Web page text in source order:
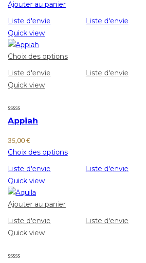
Ajouter au panier
Liste d'envie
Liste d'envie
Quick view
Choix des options
Liste d'envie
Liste d'envie
Quick view
Appiah
35,00€
Choix des options
Liste d'envie
Liste d'envie
Quick view
Ajouter au panier
Liste d'envie
Liste d'envie
Quick view